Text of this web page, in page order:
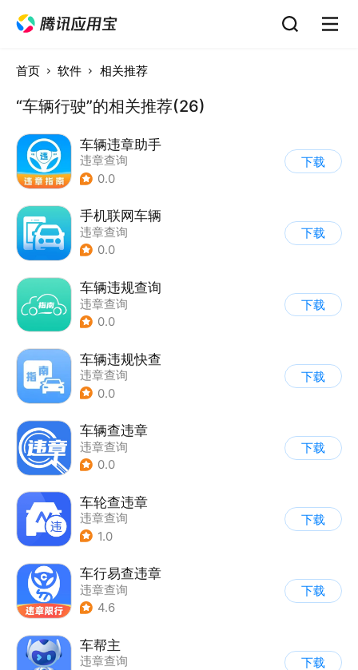
首页 软件 相关推荐
“车辆行驶”的相关推荐(26)
车辆违章助手
违章查询
0.0
下载
手机联网车辆
违章查询
0.0
下载
车辆违规查询
违章查询
0.0
下载
车辆违规快查
违章查询
0.0
下载
车辆查违章
违章查询
0.0
下载
车轮查违章
违章查询
1.0
下载
车行易查违章
违章查询
4.6
下载
车帮主
违章查询
下载